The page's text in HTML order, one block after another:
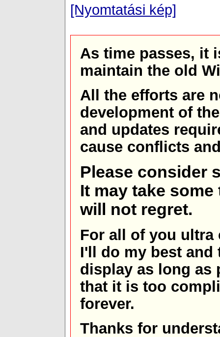
[Nyomtatási kép]
As time passes, it
maintain the old
All the efforts are
development of
and updates
cause conflicts
Please consider
It may take
will not regret.
For all of you ultra
I'll do my best and
display as long as
that it is too
forever.
Thanks for